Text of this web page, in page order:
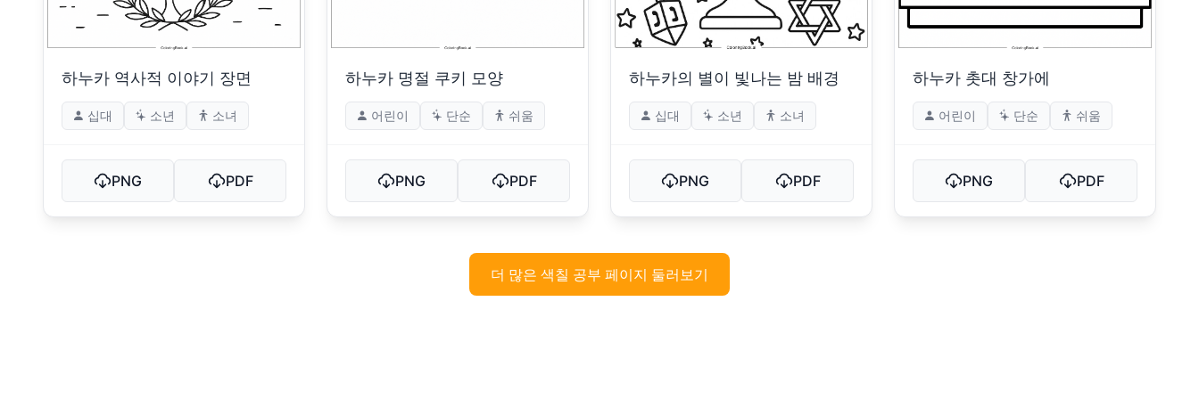
하누카 역사적 이야기 장면
십대 소년 소녀
PNG PDF
하누카 명절 쿠키 모양
어린이 단순 쉬움
PNG PDF
하누카의 별이 빛나는 밤 배경
십대 소년 소녀
PNG PDF
하누카 촛대 창가에
어린이 단순 쉬움
PNG PDF
더 많은 색칠 공부 페이지 둘러보기